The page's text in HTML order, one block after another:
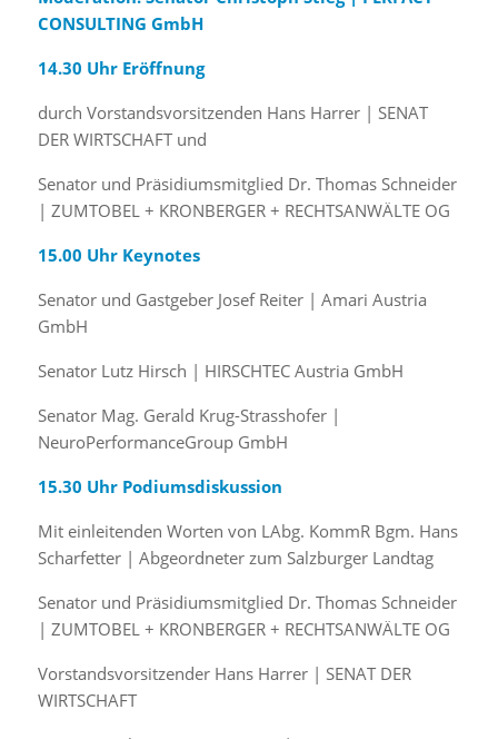
CONSULTING GmbH
14.30 Uhr Eröffnung
durch Vorstandsvorsitzenden Hans Harrer | SENAT
DER WIRTSCHAFT und
Senator und Präsidiumsmitglied Dr. Thomas Schneider
| ZUMTOBEL + KRONBERGER + RECHTSANWÄLTE OG
15.00 Uhr Keynotes
Senator und Gastgeber Josef Reiter | Amari Austria
GmbH
Senator Lutz Hirsch | HIRSCHTEC Austria GmbH
Senator Mag. Gerald Krug-Strasshofer |
NeuroPerformanceGroup GmbH
15.30 Uhr Podiumsdiskussion
Mit einleitenden Worten von LAbg. KommR Bgm. Hans
Scharfetter | Abgeordneter zum Salzburger Landtag
Senator und Präsidiumsmitglied Dr. Thomas Schneider
| ZUMTOBEL + KRONBERGER + RECHTSANWÄLTE OG
Vorstandsvorsitzender Hans Harrer | SENAT DER
WIRTSCHAFT